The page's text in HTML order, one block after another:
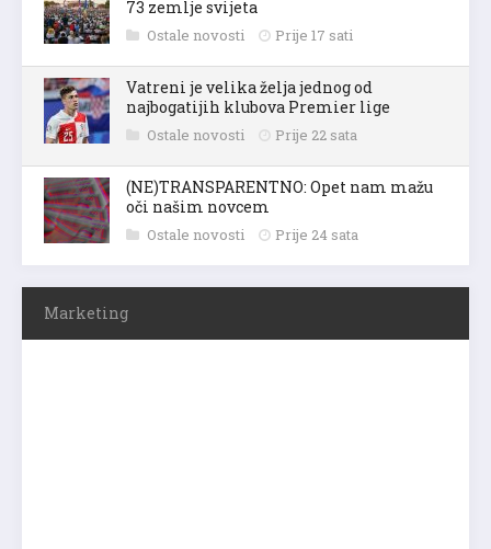
73 zemlje svijeta
Ostale novosti Prije 17 sati
Vatreni je velika želja jednog od
najbogatijih klubova Premier lige
Ostale novosti Prije 22 sata
(NE)TRANSPARENTNO: Opet nam mažu
oči našim novcem
Ostale novosti Prije 24 sata
Marketing